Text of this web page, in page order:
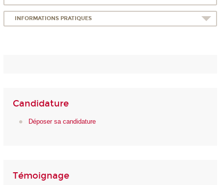
INFORMATIONS PRATIQUES
Candidature
Déposer sa candidature
Témoignage